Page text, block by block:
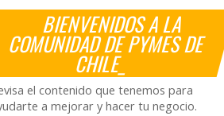
BIENVENIDOS A LA
COMUNIDAD DE PYMES DE
CHILE_
el contenido que tenemos para
a mejorar y hacer tu negocio.